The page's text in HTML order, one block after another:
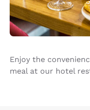
Enjoy the
meal at our hotel